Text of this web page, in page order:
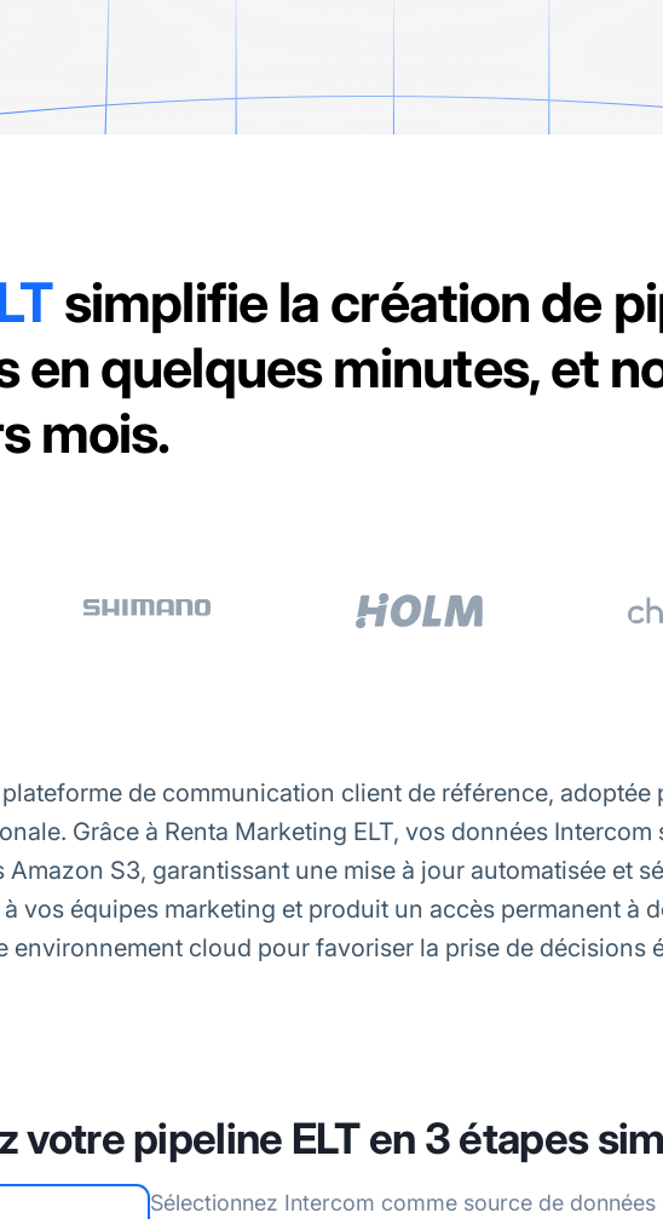
simplifie la création de
en quelques minutes, et
mois.
de communication client de référence, adoptée
Grâce à Renta Marketing ELT, vos données
Amazon S3, garantissant une mise à jour automatisée et
vos équipes marketing et produit un accès permanent à
environnement cloud pour favoriser la prise de décisions
votre pipeline ELT en 3 étapes
Sélectionnez Intercom comme source de